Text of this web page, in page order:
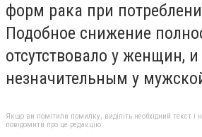
форм рака при
Подобное снижение
отсутствовало у женщин,
незначительным у
Якщо ви помітили помилку, виділіть необхідний текст і
повідомити про це редакцію